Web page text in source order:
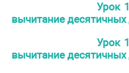
Урок
вычитание
Урок
вычитание